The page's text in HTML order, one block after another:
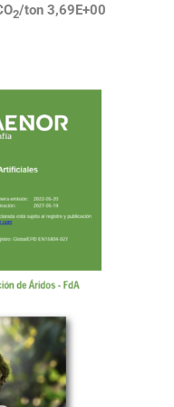
2/ton 3,69E+00